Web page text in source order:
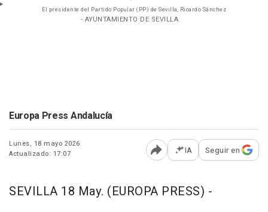
El presidente del Partido Popular (PP) de Sevilla, Ricardo Sánchez
- AYUNTAMIENTO DE SEVILLA
Europa Press Andalucía
Lunes, 18 mayo 2026
Actualizado: 17:07
Abrir opciones para
IA Seguir en
SEVILLA 18 May. (EUROPA PRESS) -